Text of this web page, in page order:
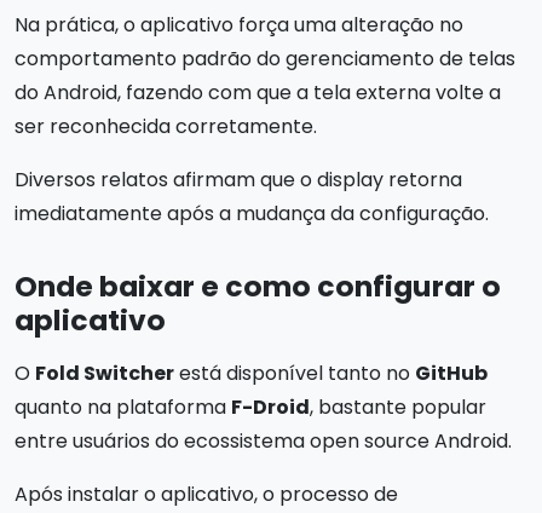
Na prática, o aplicativo força uma alteração no
comportamento padrão do gerenciamento de telas
do Android, fazendo com que a tela externa volte a
ser reconhecida corretamente.
Diversos relatos afirmam que o display retorna
imediatamente após a mudança da configuração.
Onde baixar e como configurar o
aplicativo
O Fold Switcherestá disponível tanto no GitHub
quanto na plataforma F-Droid, bastante popular
entre usuários do ecossistema open source Android.
Após instalar o aplicativo, o processo de